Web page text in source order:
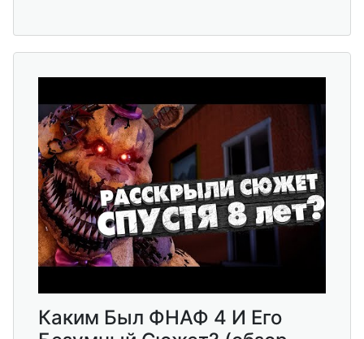
Каким Был ФНАФ 4 И Его